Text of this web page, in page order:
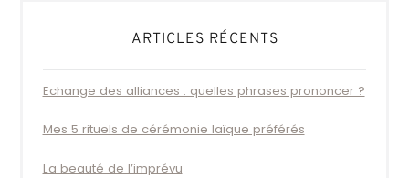
ARTICLES RÉCENTS
Echange des alliances : quelles phrases prononcer ?
Mes 5 rituels de cérémonie laïque préférés
La beauté de l’imprévu